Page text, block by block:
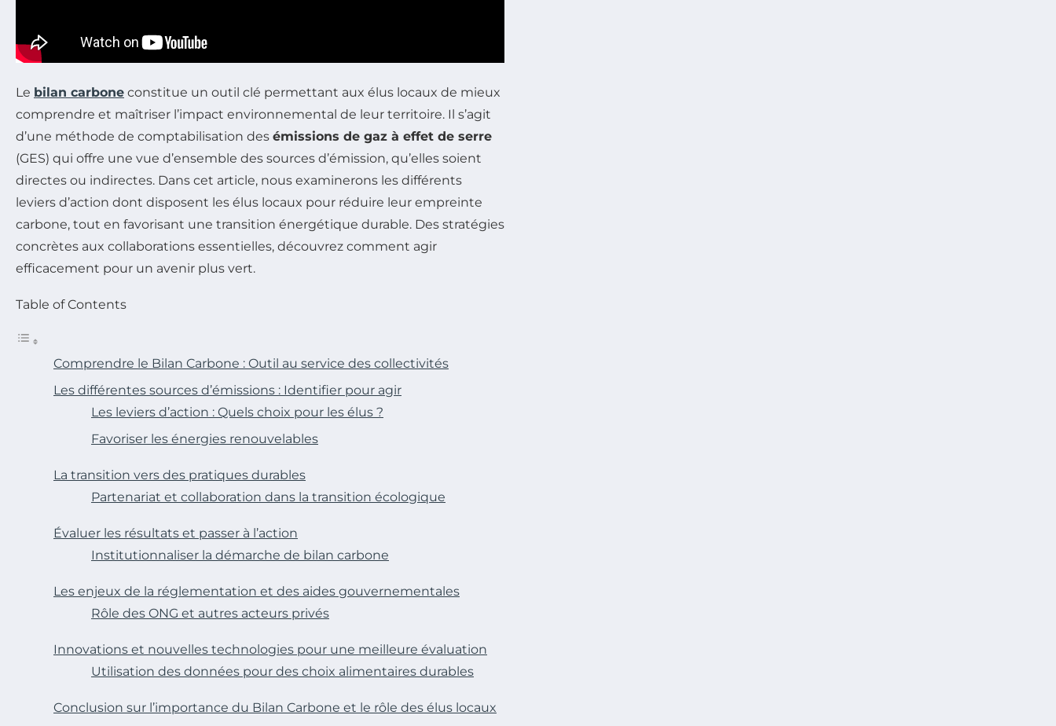
Le bilan carbone constitue un outil clé permettant aux élus locaux de mieux
comprendre et maîtriser l’impact environnemental de leur territoire. Il s’agit
d’une méthode de comptabilisation des émissions de gaz à effet de serre
(GES) qui offre une vue d’ensemble des sources d’émission, qu’elles soient
directes ou indirectes. Dans cet article, nous examinerons les différents
leviers d’action dont disposent les élus locaux pour réduire leur empreinte
carbone, tout en favorisant une transition énergétique durable. Des stratégies
concrètes aux collaborations essentielles, découvrez comment agir
efficacement pour un avenir plus vert.
Table of Contents
Comprendre le Bilan Carbone : Outil au service des collectivités
Les différentes sources d’émissions : Identifier pour agir
Les leviers d’action : Quels choix pour les élus ?
Favoriser les énergies renouvelables
La transition vers des pratiques durables
Partenariat et collaboration dans la transition écologique
Évaluer les résultats et passer à l’action
Institutionnaliser la démarche de bilan carbone
Les enjeux de la réglementation et des aides gouvernementales
Rôle des ONG et autres acteurs privés
Innovations et nouvelles technologies pour une meilleure évaluation
Utilisation des données pour des choix alimentaires durables
Conclusion sur l’importance du Bilan Carbone et le rôle des élus locaux